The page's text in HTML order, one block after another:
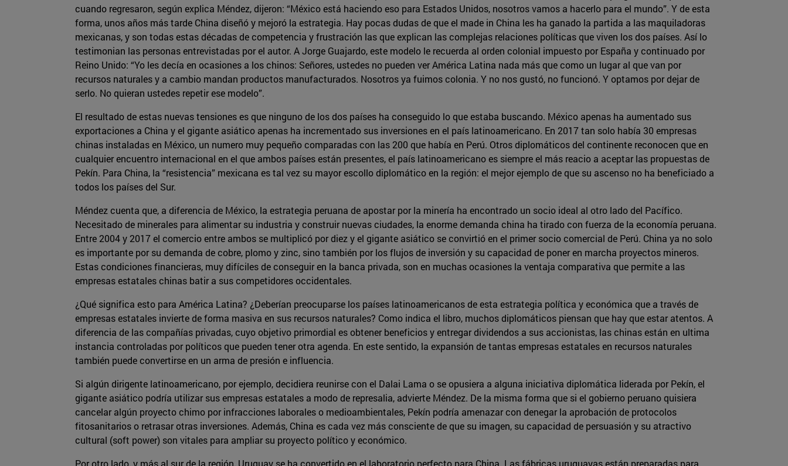
cuando regresaron, según explica Méndez, dijeron: “México está haciendo eso para Estados Unidos, nosotros vamos a hacerlo para el mundo”. Y de esta
forma, unos años más tarde China diseñó y mejoró la estrategia. Hay pocas dudas de que el made in China les ha ganado la partida a las maquiladoras
mexicanas, y son todas estas décadas de competencia y frustración las que explican las complejas relaciones políticas que viven los dos países. Así lo
testimonian las personas entrevistadas por el autor. A Jorge Guajardo, este modelo le recuerda al orden colonial impuesto por España y continuado por
Reino Unido: “Yo les decía en ocasiones a los chinos: Señores, ustedes no pueden ver América Latina nada más que como un lugar al que van por
recursos naturales y a cambio mandan productos manufacturados. Nosotros ya fuimos colonia. Y no nos gustó, no funcionó. Y optamos por dejar de
serlo. No quieran ustedes repetir ese modelo”.
El resultado de estas nuevas tensiones es que ninguno de los dos países ha conseguido lo que estaba buscando. México apenas ha aumentado sus
exportaciones a China y el gigante asiático apenas ha incrementado sus inversiones en el país latinoamericano. En 2017 tan solo había 30 empresas
chinas instaladas en México, un numero muy pequeño comparadas con las 200 que había en Perú. Otros diplomáticos del continente reconocen que en
cualquier encuentro internacional en el que ambos países están presentes, el país latinoamericano es siempre el más reacio a aceptar las propuestas de
Pekín. Para China, la “resistencia” mexicana es tal vez su mayor escollo diplomático en la región: el mejor ejemplo de que su ascenso no ha beneficiado a
todos los países del Sur.
Méndez cuenta que, a diferencia de México, la estrategia peruana de apostar por la minería ha encontrado un socio ideal al otro lado del Pacífico.
Necesitado de minerales para alimentar su industria y construir nuevas ciudades, la enorme demanda china ha tirado con fuerza de la economía peruana.
Entre 2004 y 2017 el comercio entre ambos se multiplicó por diez y el gigante asiático se convirtió en el primer socio comercial de Perú. China ya no solo
es importante por su demanda de cobre, plomo y zinc, sino también por los flujos de inversión y su capacidad de poner en marcha proyectos mineros.
Estas condiciones financieras, muy difíciles de conseguir en la banca privada, son en muchas ocasiones la ventaja comparativa que permite a las
empresas estatales chinas batir a sus competidores occidentales.
¿Qué significa esto para América Latina? ¿Deberían preocuparse los países latinoamericanos de esta estrategia política y económica que a través de
empresas estatales invierte de forma masiva en sus recursos naturales? Como indica el libro, muchos diplomáticos piensan que hay que estar atentos. A
diferencia de las compañías privadas, cuyo objetivo primordial es obtener beneficios y entregar dividendos a sus accionistas, las chinas están en ultima
instancia controladas por políticos que pueden tener otra agenda. En este sentido, la expansión de tantas empresas estatales en recursos naturales
también puede convertirse en un arma de presión e influencia.
Si algún dirigente latinoamericano, por ejemplo, decidiera reunirse con el Dalai Lama o se opusiera a alguna iniciativa diplomática liderada por Pekín, el
gigante asiático podría utilizar sus empresas estatales a modo de represalia, advierte Méndez. De la misma forma que si el gobierno peruano quisiera
cancelar algún proyecto chimo por infracciones laborales o medioambientales, Pekín podría amenazar con denegar la aprobación de protocolos
fitosanitarios o retrasar otras inversiones. Además, China es cada vez más consciente de que su imagen, su capacidad de persuasión y su atractivo
cultural (soft power) son vitales para ampliar su proyecto político y económico.
Por otro lado, y más al sur de la región, Uruguay se ha convertido en el laboratorio perfecto para China. Las fábricas uruguayas están preparadas para